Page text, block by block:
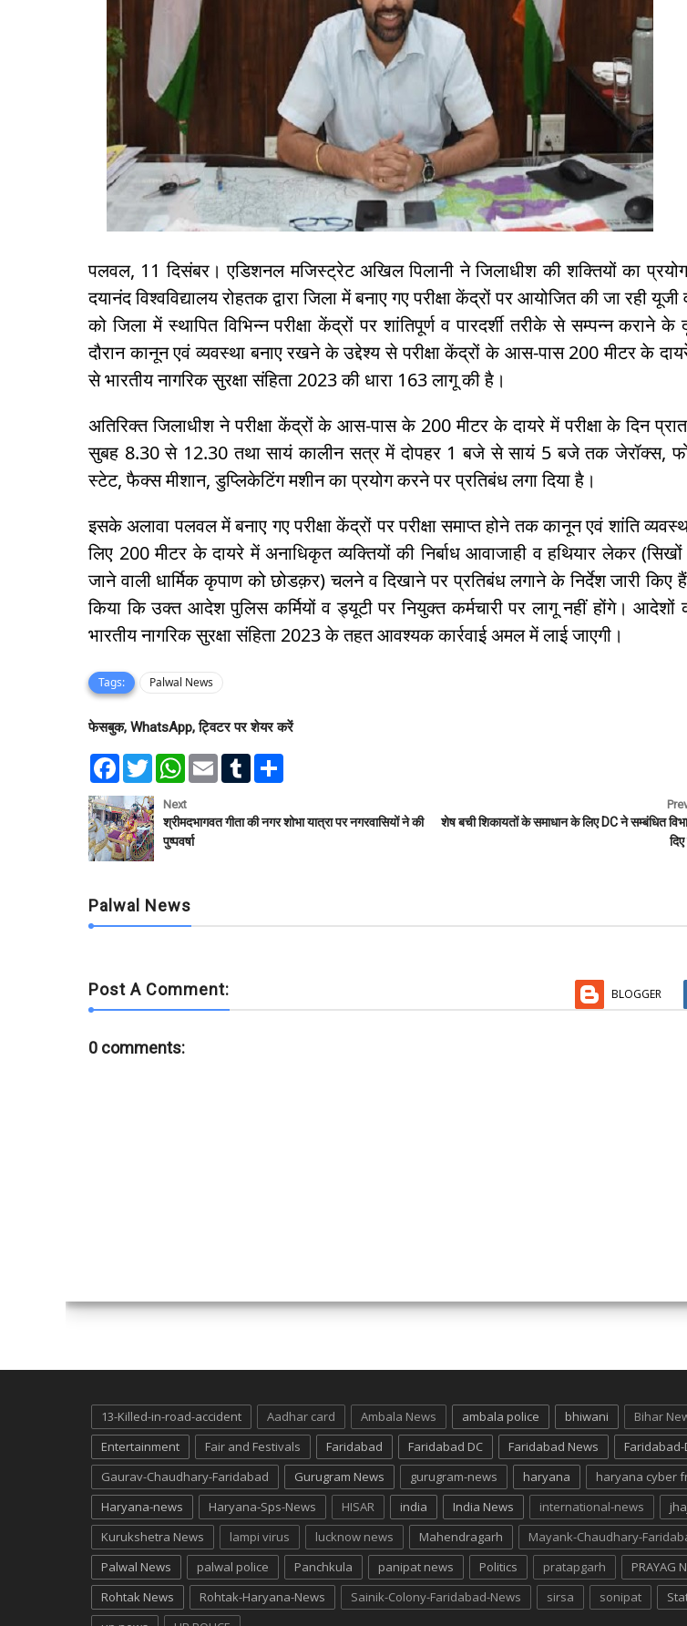
पलवल, 11 दिसंबर। एडिशनल मजिस्ट्रेट अखिल पिलानी ने जिलाधीश की शक्तियों का
दयानंद विश्वविद्यालय रोहतक द्वारा जिला में बनाए गए परीक्षा केंद्रों पर आयोजित की जा रही यूजी
को जिला में स्थापित विभिन्न परीक्षा केंद्रों पर शांतिपूर्ण व पारदर्शी तरीके से सम्पन्न कराने
दौरान कानून एवं व्यवस्था बनाए रखने के उद्देश्य से परीक्षा केंद्रों के आस-पास 200 मीटर के
से भारतीय नागरिक सुरक्षा संहिता 2023 की धारा 163 लागू की है।
अतिरिक्त जिलाधीश ने परीक्षा केंद्रों के आस-पास के 200 मीटर के दायरे में परीक्षा के दिन
सुबह 8.30 से 12.30 तथा सायं कालीन सत्र में दोपहर 1 बजे से सायं 5 बजे तक जेरॉक्स,
स्टेट, फैक्स मीशान, डुप्लिकेटिंग मशीन का प्रयोग करने पर प्रतिबंध लगा दिया है।
इसके अलावा पलवल में बनाए गए परीक्षा केंद्रों पर परीक्षा समाप्त होने तक कानून एवं शांति
लिए 200 मीटर के दायरे में अनाधिकृत व्यक्तियों की निर्बाध आवाजाही व हथियार लेकर (सिखों
जाने वाली धार्मिक कृपाण को छोडक़र) चलने व दिखाने पर प्रतिबंध लगाने के निर्देश जारी किए
किया कि उक्त आदेश पुलिस कर्मियों व ड्यूटी पर नियुक्त कर्मचारी पर लागू नहीं होंगे।
भारतीय नागरिक सुरक्षा संहिता 2023 के तहत आवश्यक कार्रवाई अमल में लाई जाएगी।
Tags: Palwal News
फेसबुक, WhatsApp, ट्विटर पर शेयर करें
F
e
b
o
o
k
T
w
t
t
e
r
W
t
s
A
p
E
l
T
l
e
Next
श्रीमदभागवत गीता की नगर शोभा यात्रा पर नगरवासियों ने की
पुष्पवर्षा
शेष बची शिकायतों के समाधान के लिए DC ने सम्बंधित
दिए
Palwal News
Post A Comment: BLOGGER
0 comments:
13-Killed-in-road-accident Aadhar card Ambala News ambala police bhiwani Bihar
Entertainment
Fair and Festivals Faridabad Faridabad DC Faridabad News Faridabad-
Gaurav-Chaudhary-Faridabad
Gurugram News gurugram-news haryana haryana cyber
Haryana-news
Haryana-Sps-News HISAR india India News international-news
Kurukshetra News
lampi virus lucknow news Mahendragarh Mayank-Chaudhary-
Palwal News
palwal police Panchkula panipat news Politics pratapgarh PRAYAG
Rohtak News
Rohtak-Haryana-News Sainik-Colony-Faridabad-News sirsa sonipat